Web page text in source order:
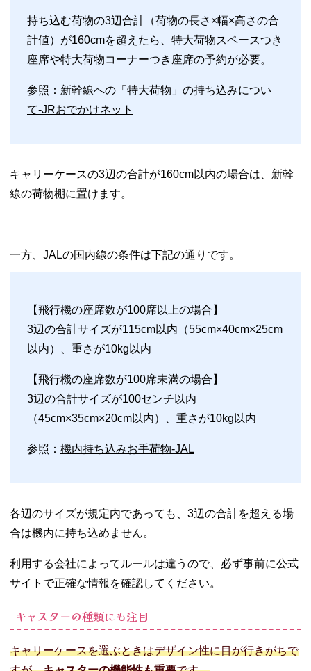
におすすめ！
持ち込む荷物の3辺合計（荷物の長さ×幅×高さの合
計値）が160cmを超えたら、特大荷物スペースつき
座席や特大荷物コーナーつき座席の予約が必要。
参照： 新幹線への「特大荷物」の持ち込みについ
て-JRおでかけネット
キャリーケースの3辺の合計が160cm以内の場合は、新幹
線の荷物棚に置けます。
一方、JALの国内線の条件は下記の通りです。
【飛行機の座席数が100席以上の場合】
3辺の合計サイズが115cm以内（55cm×40cm×25cm
以内）、重さが10kg以内
【飛行機の座席数が100席未満の場合】
3辺の合計サイズが100センチ以内
（45cm×35cm×20cm以内）、重さが10kg以内
参照： 機内持ち込みお手荷物-JAL
各辺のサイズが規定内であっても、3辺の合計を超える場
合は機内に持ち込めません。
利用する会社によってルールは違うので、必ず事前に公式
サイトで正確な情報を確認してください。
キャスターの種類にも注目
キャリーケースを選ぶときはデザイン性に目が行きがちで